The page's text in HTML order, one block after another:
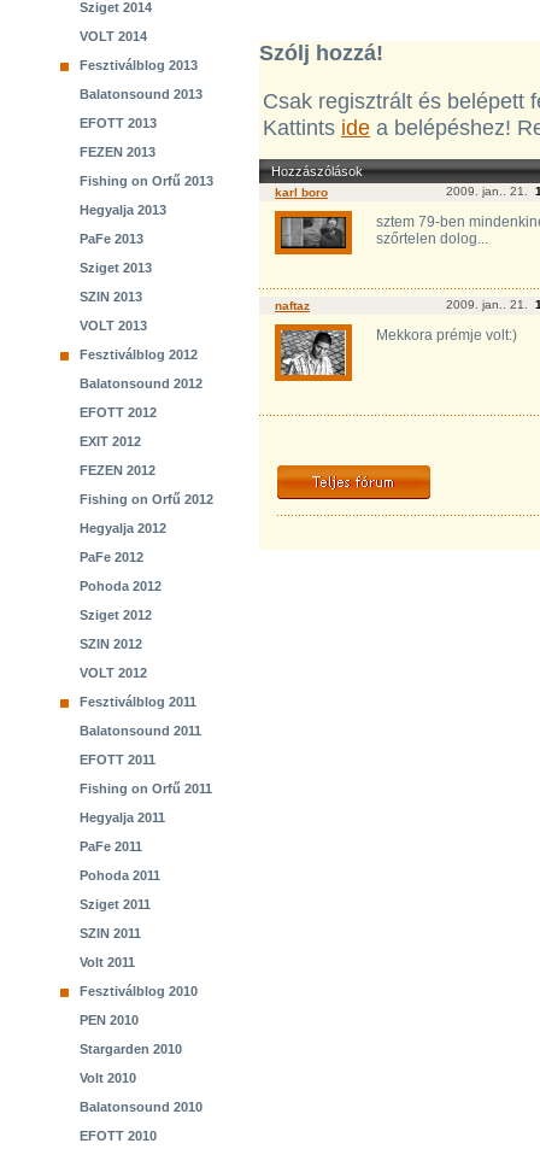
Sziget 2014
VOLT 2014
Fesztiválblog 2013
Balatonsound 2013
EFOTT 2013
FEZEN 2013
Fishing on Orfű 2013
Hegyalja 2013
PaFe 2013
Sziget 2013
SZIN 2013
VOLT 2013
Fesztiválblog 2012
Balatonsound 2012
EFOTT 2012
EXIT 2012
FEZEN 2012
Fishing on Orfű 2012
Hegyalja 2012
PaFe 2012
Pohoda 2012
Sziget 2012
SZIN 2012
VOLT 2012
Fesztiválblog 2011
Balatonsound 2011
EFOTT 2011
Fishing on Orfű 2011
Hegyalja 2011
PaFe 2011
Pohoda 2011
Sziget 2011
SZIN 2011
Volt 2011
Fesztiválblog 2010
PEN 2010
Stargarden 2010
Volt 2010
Balatonsound 2010
EFOTT 2010
Szólj hozzá!
Csak regisztrált és belépett
Kattints ide a belépéshez!
Hozzászólások
karl boro 2009. jan.. 21.
sztem 79-ben
szőrtelen dolog...
naftaz 2009. jan.. 21.
Mekkora prémje volt:)